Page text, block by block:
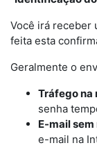
Você irá receber
feita esta
Geralmente o
Tráfego na
senha
E-mail
e-mail na